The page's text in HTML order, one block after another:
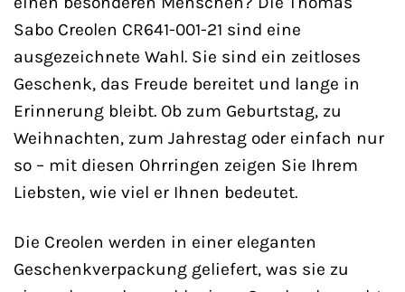
Sabo Creolen CR641-001-21 sind eine
ausgezeichnete Wahl. Sie sind ein zeitloses
Geschenk, das Freude bereitet und lange in
Erinnerung bleibt. Ob zum Geburtstag, zu
Weihnachten, zum Jahrestag oder einfach nur
so – mit diesen Ohrringen zeigen Sie Ihrem
Liebsten, wie viel er Ihnen bedeutet.
Die Creolen werden in einer eleganten
Geschenkverpackung geliefert, was sie zu